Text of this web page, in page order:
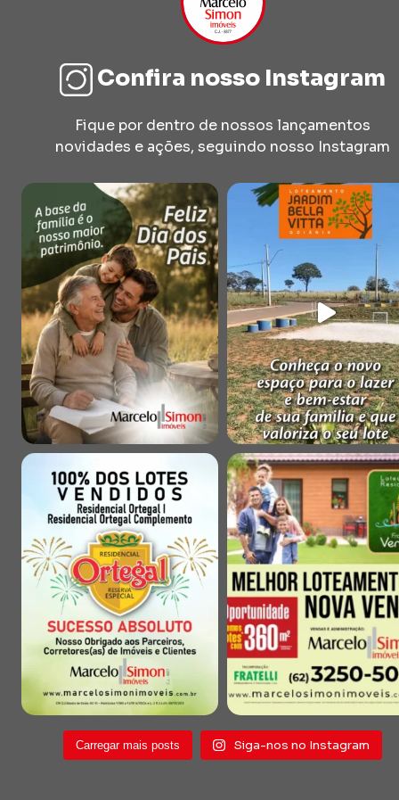
Confira nosso Instagram
Fique por dentro de nossos lançamentos
novidades e ações, seguindo nosso Instagram
Carregar mais posts Siga-nos no Instagram